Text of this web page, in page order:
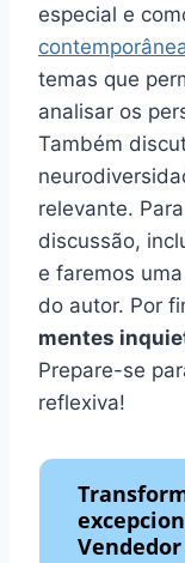
especial e
temas que
analisar os
Também
relevante.
discussão,
e faremos
do autor. Por
mentes
Prepare-se
reflexiva!